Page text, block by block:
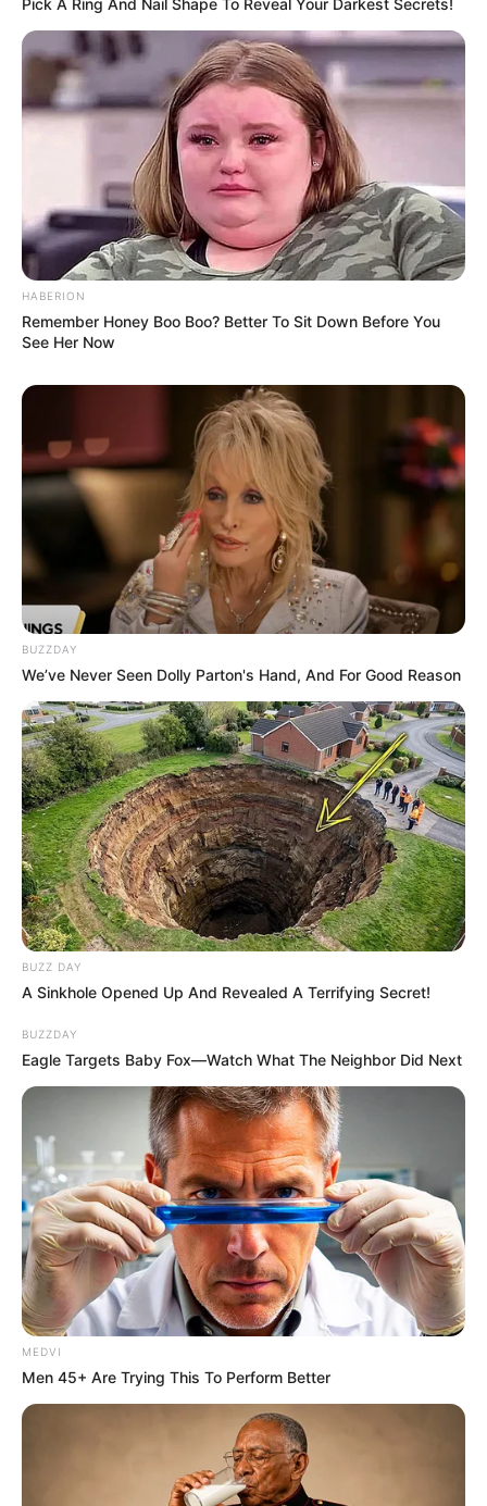
HABERION
Remember Honey Boo Boo? Better To Sit Down Before You
See Her Now
BUZZDAY
We’ve Never Seen Dolly Parton's Hand, And For Good Reason
BUZZ DAY
A Sinkhole Opened Up And Revealed A Terrifying Secret!
BUZZDAY
Eagle Targets Baby Fox—Watch What The Neighbor Did Next
MEDVI
Men 45+ Are Trying This To Perform Better